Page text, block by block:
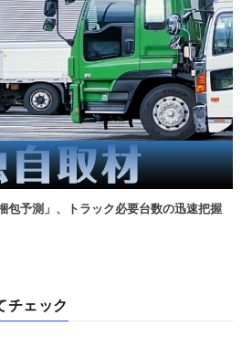
包予測」、トラック必要台数の迅速把握
チェック